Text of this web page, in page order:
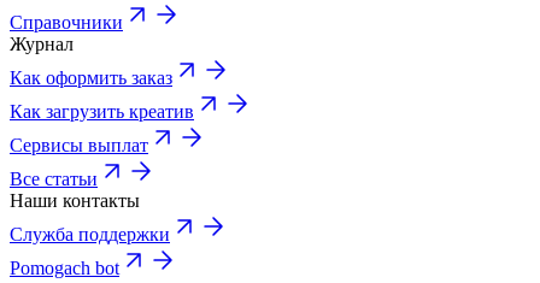
Справочники
Журнал
Как оформить заказ
Как загрузить креатив
Сервисы выплат
Все статьи
Наши контакты
Служба поддержки
Pomogach bot